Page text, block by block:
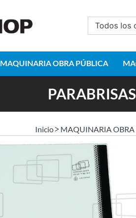
MAQUINARIA OBRA PÚBLICA
Inicio MAQUINARIA OBRA